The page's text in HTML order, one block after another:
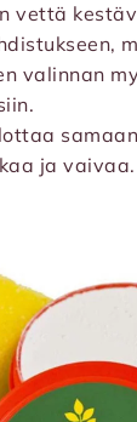
vettä
valinnan
ja vaivaa.